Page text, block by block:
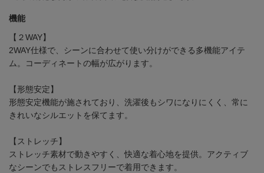
機能
【２WAY】
2WAY仕様で、シーンに合わせて使い分けができる多機能アイテ
ム。コーディネートの幅が広がります。
【形態安定】
形態安定機能が施されており、洗濯後もシワになりにくく、常に
きれいなシルエットを保てます。
【ストレッチ】
ストレッチ素材で動きやすく、快適な着心地を提供。アクティブ
なシーンでもストレスフリーで着用できます。